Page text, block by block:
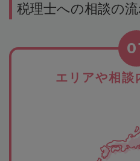
税理士への相談の
エリアや相談